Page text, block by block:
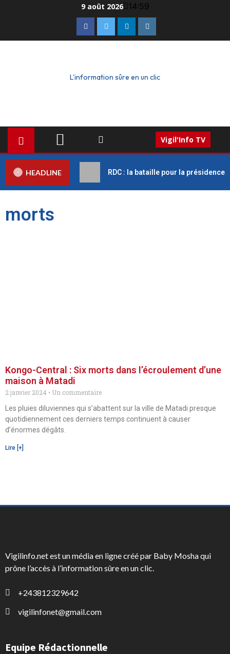
9 août 2026 14:59
L'information sûre en un clic
Vigil'Info TV
HEADLINE RDC : la bataille pour la présidence
morts
Kongo-Central : Six morts dans l’écroulement d’une
maison à Matadi
2 janvier 2024
Un commentaire
Les pluies diluviennes qui s’abattent sur la ville de Matadi presque
quotidiennement ces derniers temps continuent à causer
d’énormes dégâts.
Lire [+]
Vigilinfo.net est un média en ligne créé par Baby Mosha qui
prône l’accès à l’information sûre en un clic.
+243812329642
vigilinfonet@gmail.com
Equipe Rédactionnelle